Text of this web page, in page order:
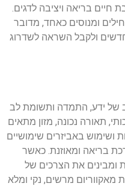
חיים בריאה ויציבה לדגים.
ומנוסים כאחד, מדובר
ולקבל השראה לשדרוג
של ידע, התמדה ותשומת לב
תאורה נכונה, מזון מתאים
ושימוש באביזרים שימושיים
בריאה ומאוזנת. כאשר
ומבינים את הצרכים של
מאקווריום מרשים, נקי ומלא